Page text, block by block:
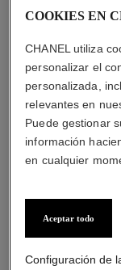
material
Oro amarillo de
COOKIES EN
CHANEL utiliza
personalizar el
personalizada,
relevantes en
Puede gestionar
información
en cualquier
Aceptar todo
Configuración de